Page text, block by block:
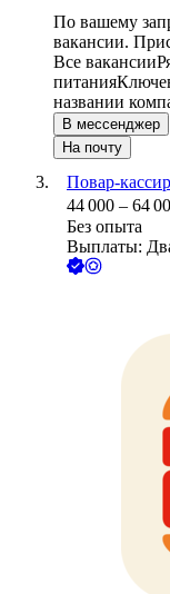
По вашему
вакансии.
Все вакансии
питания
названии
В мессенджер
На почту
Повар-
44 000 – 64
Без опыта
Выплаты: